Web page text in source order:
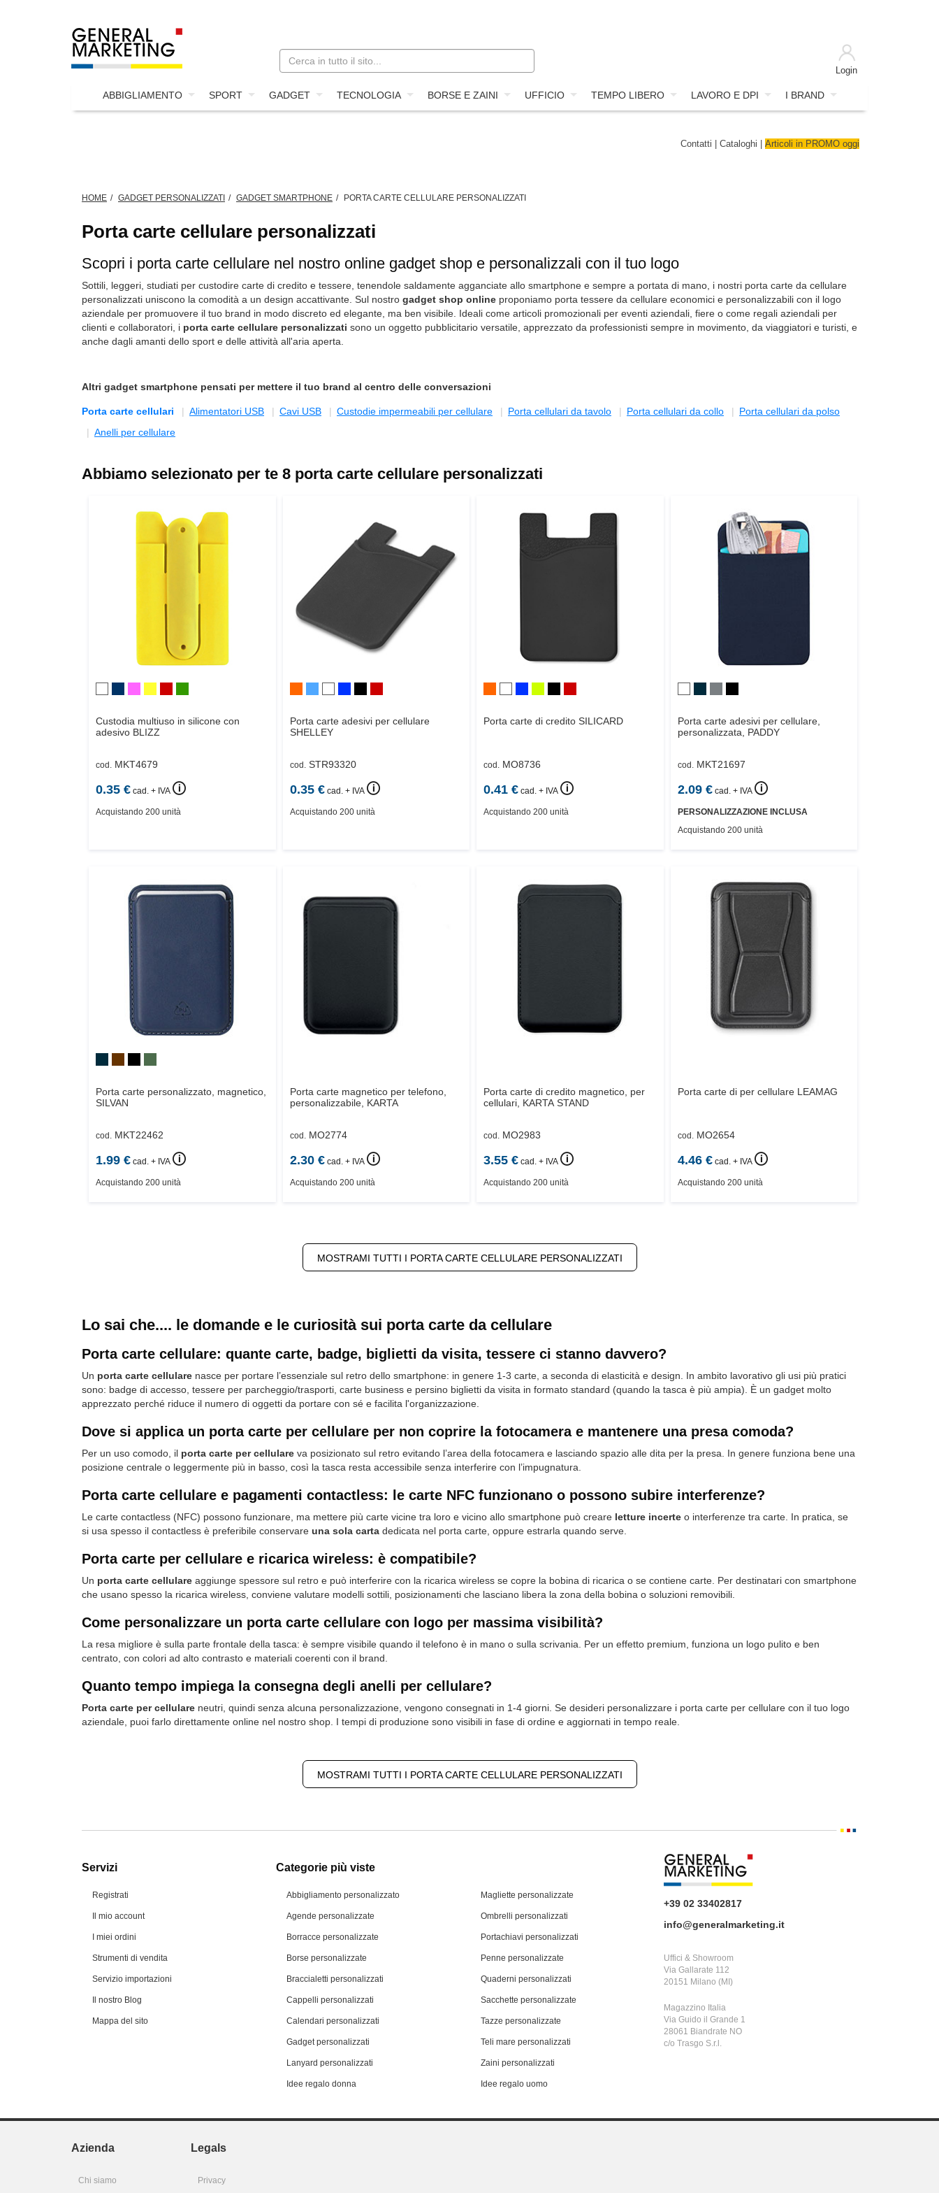
Login
ABBIGLIAMENTO SPORT GADGET TECNOLOGIA BORSE E ZAINI UFFICIO TEMPO LIBERO LAVORO E DPI I BRAND
Contatti Cataloghi Articoli in PROMO oggi
HOME GADGET PERSONALIZZATI GADGET SMARTPHONE PORTA CARTE CELLULARE PERSONALIZZATI
Porta carte cellulare personalizzati
Scopri i porta carte cellulare nel nostro online gadget shop e personalizzali con il tuo logo
Sottili, leggeri, studiati per custodire carte di credito e tessere, tenendole saldamente agganciate allo smartphone e sempre a portata di mano, i nostri porta carte da cellulare
personalizzati uniscono la comodità a un design accattivante. Sul nostro gadget shop online proponiamo porta tessere da cellulare economici e personalizzabili con il logo
aziendale per promuovere il tuo brand in modo discreto ed elegante, ma ben visibile. Ideali come articoli promozionali per eventi aziendali, fiere o come regali aziendali per
clienti e collaboratori, i porta carte cellulare personalizzati sono un oggetto pubblicitario versatile, apprezzato da professionisti sempre in movimento, da viaggiatori e turisti, e
anche dagli amanti dello sport e delle attività all'aria aperta.
Altri gadget smartphone pensati per mettere il tuo brand al centro delle conversazioni
Porta carte cellulari Alimentatori USB Cavi USB Custodie impermeabili per cellulare Porta cellulari da tavolo Porta cellulari da collo
Porta cellulari da polso
Anelli per cellulare
Abbiamo selezionato per te 8 porta carte cellulare personalizzati
Custodia multiuso in silicone con
adesivo BLIZZ
cod. MKT4679
0.35 € cad. + IVA 🛈
Acquistando 200 unità
Porta carte adesivi per cellulare
SHELLEY
cod. STR93320
0.35€ cad. + IVA 🛈
Acquistando 200 unità
Porta carte di credito SILICARD
cod. MO8736
0.41 € cad. + IVA 🛈
Acquistando 200 unità
Porta carte adesivi per cellulare,
personalizzata,
PADDY
cod. MKT21697
2.09€ cad. + IVA 🛈
PERSONALIZZAZIONE INCLUSA
Acquistando 200 unità
Porta carte personalizzato, magnetico,
SILVAN
cod. MKT22462
1.99 € cad. + IVA 🛈
Acquistando 200 unità
Porta carte magnetico per telefono,
personalizzabile, KARTA
cod. MO2774
2.30€ cad. + IVA 🛈
Acquistando 200 unità
Porta carte di credito magnetico, per
cellulari, KARTA STAND
cod. MO2983
3.55 € cad. + IVA 🛈
Acquistando 200 unità
Porta carte di per cellulare LEAMAG
cod. MO2654
4.46€ cad. + IVA 🛈
Acquistando 200 unità
MOSTRAMI TUTTI I PORTA CARTE CELLULARE PERSONALIZZATI
Lo sai che.... le domande e le curiosità sui porta carte da cellulare
Porta carte cellulare: quante carte, badge, biglietti da visita, tessere ci stanno davvero?
Un porta carte cellulare nasce per portare l’essenziale sul retro dello smartphone: in genere 1-3 carte, a seconda di elasticità e design. In ambito lavorativo gli usi più pratici
sono: badge di accesso, tessere per parcheggio/trasporti, carte business e persino biglietti da visita in formato standard (quando la tasca è più ampia). È un gadget molto
apprezzato perché riduce il numero di oggetti da portare con sé e facilita l'organizzazione.
Dove si applica un porta carte per cellulare per non coprire la fotocamera e mantenere una presa comoda?
Per un uso comodo, il porta carte per cellulare va posizionato sul retro evitando l’area della fotocamera e lasciando spazio alle dita per la presa. In genere funziona bene una
posizione centrale o leggermente più in basso, così la tasca resta accessibile senza interferire con l’impugnatura.
Porta carte cellulare e pagamenti contactless: le carte NFC funzionano o possono subire interferenze?
Le carte contactless (NFC) possono funzionare, ma mettere più carte vicine tra loro e vicino allo smartphone può creare letture incerte o interferenze tra carte. In pratica, se
si usa spesso il contactless è preferibile conservare una sola carta dedicata nel porta carte, oppure estrarla quando serve.
Porta carte per cellulare e ricarica wireless: è compatibile?
Un porta carte cellulare aggiunge spessore sul retro e può interferire con la ricarica wireless se copre la bobina di ricarica o se contiene carte. Per destinatari con smartphone
che usano spesso la ricarica wireless, conviene valutare modelli sottili, posizionamenti che lasciano libera la zona della bobina o soluzioni removibili.
Come personalizzare un porta carte cellulare con logo per massima visibilità?
La resa migliore è sulla parte frontale della tasca: è sempre visibile quando il telefono è in mano o sulla scrivania. Per un effetto premium, funziona un logo pulito e ben
centrato, con colori ad alto contrasto e materiali coerenti con il brand.
Quanto tempo impiega la consegna degli anelli per cellulare?
Porta carte per cellulare neutri, quindi senza alcuna personalizzazione, vengono consegnati in 1-4 giorni. Se desideri personalizzare i porta carte per cellulare con il tuo logo
aziendale, puoi farlo direttamente online nel nostro shop. I tempi di produzione sono visibili in fase di ordine e aggiornati in tempo reale.
MOSTRAMI TUTTI I PORTA CARTE CELLULARE PERSONALIZZATI
Servizi
Registrati
Il mio account
I miei ordini
Strumenti di vendita
Servizio importazioni
Il nostro Blog
Mappa del sito
Categorie più viste
Abbigliamento personalizzato
Agende personalizzate
Borracce personalizzate
Borse personalizzate
Braccialetti personalizzati
Cappelli personalizzati
Calendari personalizzati
Gadget personalizzati
Lanyard personalizzati
Idee regalo donna
Magliette personalizzate
Ombrelli personalizzati
Portachiavi personalizzati
Penne personalizzate
Quaderni personalizzati
Sacchette personalizzate
Tazze personalizzate
Teli mare personalizzati
Zaini personalizzati
Idee regalo uomo
+39 02 33402817
info@generalmarketing.it
Uffici & Showroom
Via Gallarate 112
20151 Milano (MI)
Magazzino Italia
Via Guido il Grande 1
28061 Biandrate NO
c/o Trasgo S.r.l.
Azienda Legals
Chi siamo Privacy